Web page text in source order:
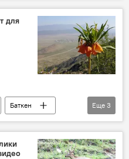
Кыргызстан
для
Баткен
закрытие
Еще 3